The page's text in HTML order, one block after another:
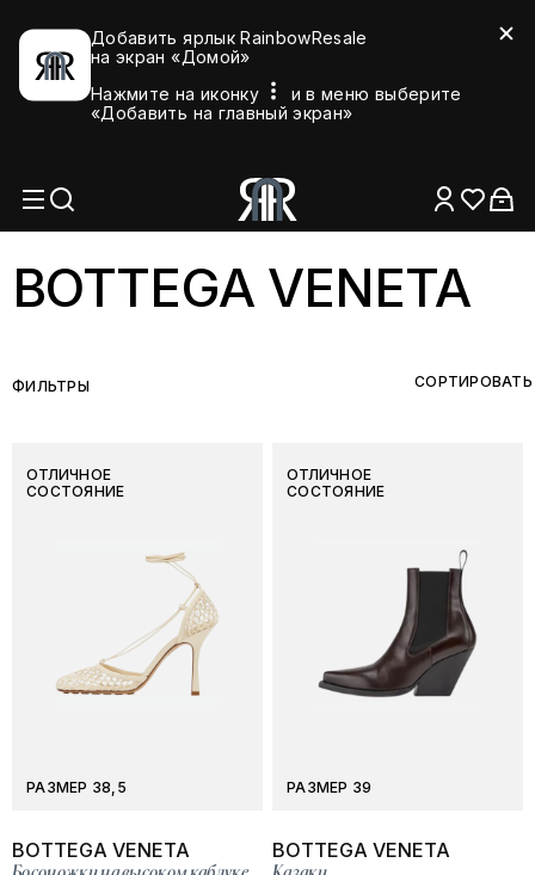
Добавить ярлык RainbowResale
на экран «Домой»
Нажмите на иконку
и в меню выберите
«Добавить на главный экран»
BOTTEGA VENETA
ФИЛЬТРЫ СОРТИРОВАТЬ
ОТЛИЧНОЕ
СОСТОЯНИЕ
РАЗМЕР 38,5
BOTTEGA VENETA
ОТЛИЧНОЕ
СОСТОЯНИЕ
РАЗМЕР 39
BOTTEGA VENETA